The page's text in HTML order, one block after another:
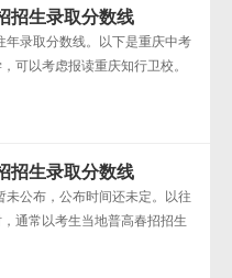
招生录取分数线
录取分数线。以下是重庆中考
可以考虑报读重庆知行卫校。
招生录取分数线
公布，公布时间还未定。以往
通常以考生当地普高春招招生